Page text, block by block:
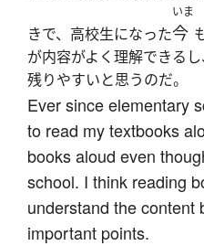
きで、高校生になった
いま
今
が内容がよく理解できる
残りやすいと思うのだ。
Ever since elementary
to read my textbooks
books aloud even
school. I think reading
understand the content
important points.